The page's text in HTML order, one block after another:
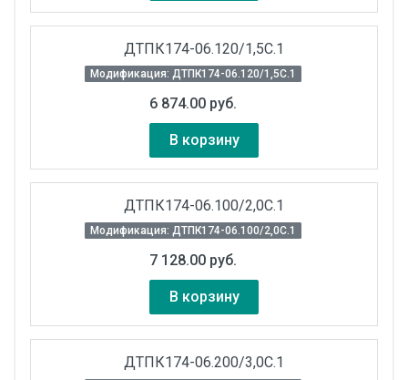
ДТПК174-06.120/1,5С.1
Модификация: ДТПК174-06.120/1,5С.1
6 874.00 руб.
В корзину
ДТПК174-06.100/2,0С.1
Модификация: ДТПК174-06.100/2,0С.1
7 128.00 руб.
В корзину
ДТПК174-06.200/3,0С.1